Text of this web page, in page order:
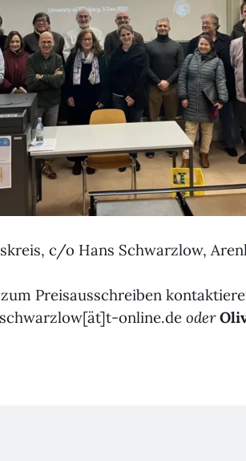
c/o Hans Schwarzlow,
Preisausschreiben
online.de oder